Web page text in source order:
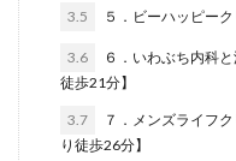
3.5 ５．ビーハッピー
3.6
６．いわぶち内科
徒歩21分】
3.7
７．メンズライフ
り徒歩26分】